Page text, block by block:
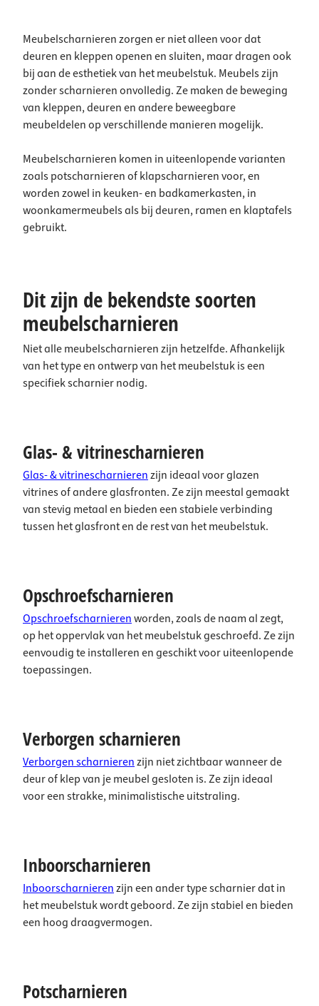
Meubelscharnieren zorgen er niet alleen voor dat
deuren en kleppen openen en sluiten, maar dragen ook
bij aan de esthetiek van het meubelstuk. Meubels zijn
zonder scharnieren onvolledig. Ze maken de beweging
van kleppen, deuren en andere beweegbare
meubeldelen op verschillende manieren mogelijk.
Meubelscharnieren komen in uiteenlopende varianten
zoals potscharnieren of klapscharnieren voor, en
worden zowel in keuken- en badkamerkasten, in
woonkamermeubels als bij deuren, ramen en klaptafels
gebruikt.
Dit zijn de bekendste soorten
meubelscharniere­n
Niet alle meubelscharnieren zijn hetzelfde. Afhankelijk
van het type en ontwerp van het meubelstuk is een
specifiek scharnier nodig.
Glas- & vitrinescharnieren
Glas- & vitrinescharnierenzijn ideaal voor glazen
vitrines of andere glasfronten. Ze zijn meestal gemaakt
van stevig metaal en bieden een stabiele verbinding
tussen het glasfront en de rest van het meubelstuk.
Opschroefscharnieren
Opschroefscharnierenworden, zoals de naam al zegt,
op het oppervlak van het meubelstuk geschroefd. Ze zijn
eenvoudig te installeren en geschikt voor uiteenlopende
toepassingen.
Verborgen scharnieren
Verborgen scharnierenzijn niet zichtbaar wanneer de
deur of klep van je meubel gesloten is. Ze zijn ideaal
voor een strakke, minimalistische uitstraling.
Inboorscharnieren
Inboorscharnierenzijn een ander type scharnier dat in
het meubelstuk wordt geboord. Ze zijn stabiel en bieden
een hoog draagvermogen.
Potscharnieren